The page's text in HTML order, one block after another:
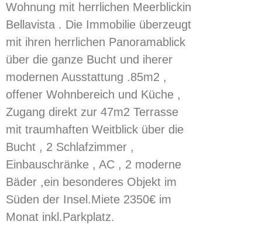
Wohnung mit herrlichen Meerblickin
Bellavista . Die Immobilie überzeugt
mit ihren herrlichen Panoramablick
über die ganze Bucht und iherer
modernen Ausstattung .85m2 ,
offener Wohnbereich und Küche ,
Zugang direkt zur 47m2 Terrasse
mit traumhaften Weitblick über die
Bucht , 2 Schlafzimmer ,
Einbauschränke , AC , 2 moderne
Bäder ,ein besonderes Objekt im
Süden der Insel.Miete 2350€ im
Monat inkl.Parkplatz.